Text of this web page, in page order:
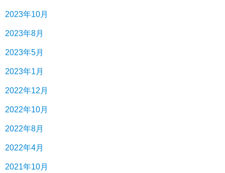
2023年10月
2023年8月
2023年5月
2023年1月
2022年12月
2022年10月
2022年8月
2022年4月
2021年10月